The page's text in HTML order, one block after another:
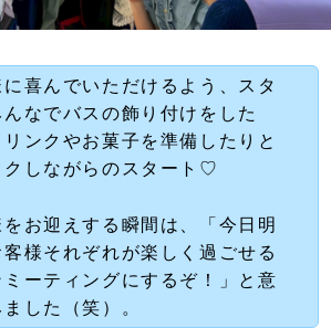
に喜んでいただけるよう、スタ
んなでバスの飾り付けをした
リンクやお菓子を準備したりと
クしながらのスタート♡
をお迎えする瞬間は、「今日明
客様それぞれが楽しく過ごせる
ミーティングにするぞ！」と意
した（笑）。